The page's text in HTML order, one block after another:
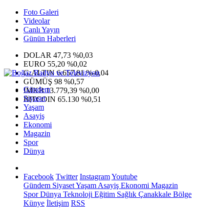
Foto Galeri
Videolar
Canlı Yayın
Günün Haberleri
DOLAR 47,73 %0,03
EURO 55,20 %0,02
G.ALTIN6.657,81 %-0,04
GÜMÜŞ 98 %0,57
IMKB13.779,39 %0,00
BITCOIN 65.130 %0,51
Gündem
Siyaset
Yaşam
Asayiş
Ekonomi
Magazin
Spor
Dünya
Facebook Twitter InstagramYoutube
Gündem SiyasetYaşam Asayiş Ekonomi Magazin
SporDünya Teknoloji Eğitim Sağlık Çanakkale Bölge
Künye İletişim RSS